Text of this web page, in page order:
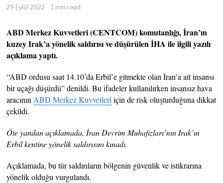
29 Eylül 2022 1 min read
ABD Merkez Kuvvetleri (CENTCOM) komutanlığı, İran’ın
kuzey Irak’a yönelik saldırısı ve düşürülen İHA ile ilgili yazılı
açıklama yaptı.
“ABD ordusu saat 14.10’da Erbil’e gitmekte olan İran’a ait insansı
bir uçağı düşürdü” denildi. Bu ifadeler kullanılırken insansız hava
aracınınABD Merkez Kuvvetleriiçin de risk oluşturduğuna dikkat
çekildi.
Öte yandan açıklamada, İran Devrim Muhafızları’nın Irak’ın
Erbil kentine yönelik saldırısını kınadı.
Açıklamada, bu tür saldırıların bölgenin güvenlik ve istikrarına
yönelik olduğu vurgulandı.